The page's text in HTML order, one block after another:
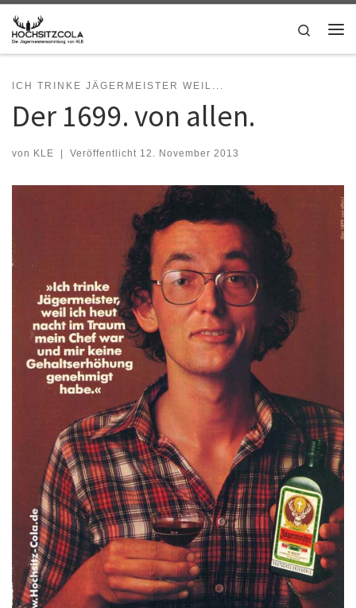
Zum Inhalt springen
Search
ICH TRINKE JÄGERMEISTER WEIL...
Der 1699. von allen.
von KLE Veröffentlicht 12. November 2013